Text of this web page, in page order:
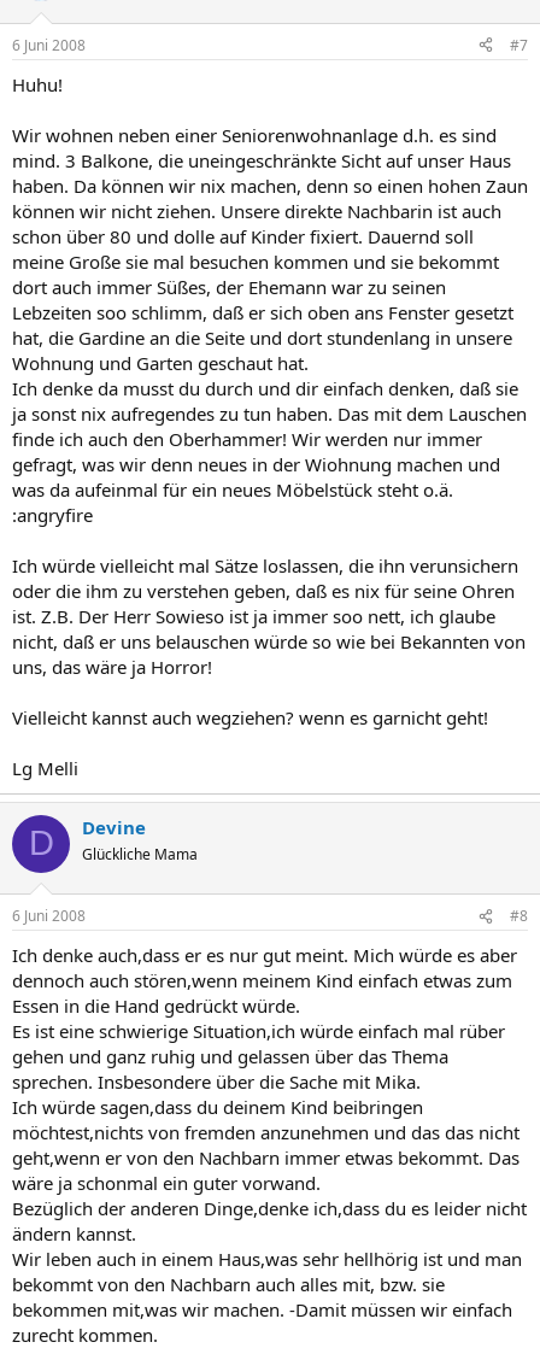
6 Juni 2008 #7
Huhu!
Wir wohnen neben einer Seniorenwohnanlage d.h. es sind
mind. 3 Balkone, die uneingeschränkte Sicht auf unser Haus
haben. Da können wir nix machen, denn so einen hohen Zaun
können wir nicht ziehen. Unsere direkte Nachbarin ist auch
schon über 80 und dolle auf Kinder fixiert. Dauernd soll
meine Große sie mal besuchen kommen und sie bekommt
dort auch immer Süßes, der Ehemann war zu seinen
Lebzeiten soo schlimm, daß er sich oben ans Fenster gesetzt
hat, die Gardine an die Seite und dort stundenlang in unsere
Wohnung und Garten geschaut hat.
Ich denke da musst du durch und dir einfach denken, daß sie
ja sonst nix aufregendes zu tun haben. Das mit dem Lauschen
finde ich auch den Oberhammer! Wir werden nur immer
gefragt, was wir denn neues in der Wiohnung machen und
was da aufeinmal für ein neues Möbelstück steht o.ä.
:angryfire
Ich würde vielleicht mal Sätze loslassen, die ihn verunsichern
oder die ihm zu verstehen geben, daß es nix für seine Ohren
ist. Z.B. Der Herr Sowieso ist ja immer soo nett, ich glaube
nicht, daß er uns belauschen würde so wie bei Bekannten von
uns, das wäre ja Horror!
Vielleicht kannst auch wegziehen? wenn es garnicht geht!
Lg Melli
D Devine
Glückliche Mama
6 Juni 2008 #8
Ich denke auch,dass er es nur gut meint. Mich würde es aber
dennoch auch stören,wenn meinem Kind einfach etwas zum
Essen in die Hand gedrückt würde.
Es ist eine schwierige Situation,ich würde einfach mal rüber
gehen und ganz ruhig und gelassen über das Thema
sprechen. Insbesondere über die Sache mit Mika.
Ich würde sagen,dass du deinem Kind beibringen
möchtest,nichts von fremden anzunehmen und das das nicht
geht,wenn er von den Nachbarn immer etwas bekommt. Das
wäre ja schonmal ein guter vorwand.
Bezüglich der anderen Dinge,denke ich,dass du es leider nicht
ändern kannst.
Wir leben auch in einem Haus,was sehr hellhörig ist und man
bekommt von den Nachbarn auch alles mit, bzw. sie
bekommen mit,was wir machen. -Damit müssen wir einfach
zurecht kommen.